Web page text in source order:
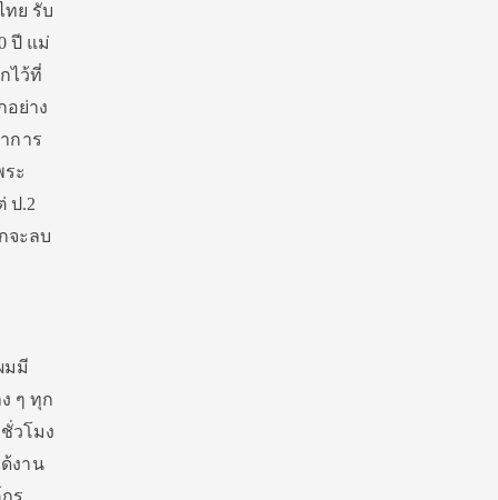
ย รับ
ปี แม่
ไว้ที่
อย่าง
การ
ะ
ป.2
จะลบ
มมี
ๆ ทุก
วโมง
งาน
ร